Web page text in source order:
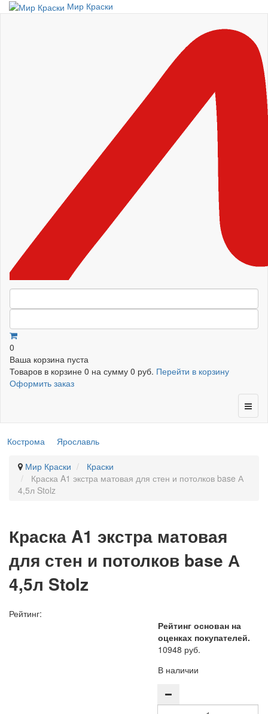
Мир Краски
0
Ваша корзина пуста
Товаров в корзине 0 на сумму 0 руб. Перейти в корзину
Оформить заказ
Кострома Ярославль
Мир Краски
Краски
Краска A1 экстра матовая для стен и потолков base А
4,5л Stolz
Краска A1 экстра матовая
для стен и потолков base А
4,5л Stolz
Рейтинг:
Рейтинг основан на
оценках покупателей.
10948 руб.
В наличии